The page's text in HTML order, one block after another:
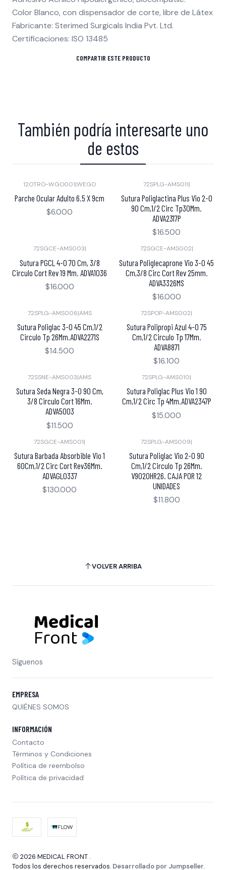
Color Blanco, con dispensador de corte, libre de Látex
Fabricante: Sterimed Surgicals India Pvt. Ltd.
Certificaciones: ISO 13485
COMPARTIR ESTE PRODUCTO
También podría interesarte uno
de estos
12OTRO-WGO001|WEGO
Parche Ocular Adulto 6.5 X 9cm
$6.000
72SPLG-AMS011|
Sutura Poliglactina Plus Vio 2-0
90 Cm,1/2 Circ Tp30Mm.
ADVA2317P
$16.500
72SGCE-AMS003|
Sutura PGCL 4-0 70 Cm, 3/8
Circulo Cort Rev 19 Mm. ADVA1036
$16.000
72SGCE-AMS002|
Sutura Poliglecaprone Vio 3-0 45
Cm,3/8 Circ Cort Rev 25mm.
ADVA3326MS
$16.000
72SPLG-AMS006|AMS
Sutura Poliglac 3-0 45 Cm,1/2
Circulo Tp 26Mm.ADVA2271S
$14.500
72SPOP-AMS002|
Sutura Polipropi Azul 4-0 75
Cm,1/2 Circulo Tp 17Mm.
ADVA8871
$16.100
72SSNE-AMS003|AMS
Sutura Seda Negra 3-0 90 Cm,
3/8 Circulo Cort 16Mm.
ADVA5003
$11.500
72SPLG-AMS010|
Sutura Poliglac Plus Vio 1 90
Cm,1/2 Circ Tp 4Mm.ADVA2347P
$15.000
72SGCE-AMS001|
Sutura Barbada Absorbible Vio 1
60Cm,1/2 Circ Cort Rev36Mm.
ADVAGL0337
$130.000
72SPLG-AMS009|
Sutura Poliglac Vio 2-0 90
Cm,1/2 Circulo Tp 26Mm.
V9020HR26. CAJA POR 12
UNIDADES
$11.800
VOLVER ARRIBA
Síguenos
EMPRESA
QUIÉNES SOMOS
INFORMACIÓN
Contacto
Términos y Condiciones
Política de reembolso
Política de privacidad
2026 MEDICAL FRONT .
Todos los derechos reservados. Desarrollado por Jumpseller.